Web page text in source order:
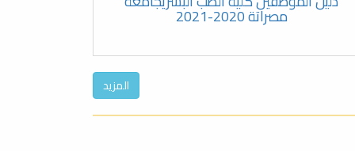
مصراتة 2020-2021
المزيد